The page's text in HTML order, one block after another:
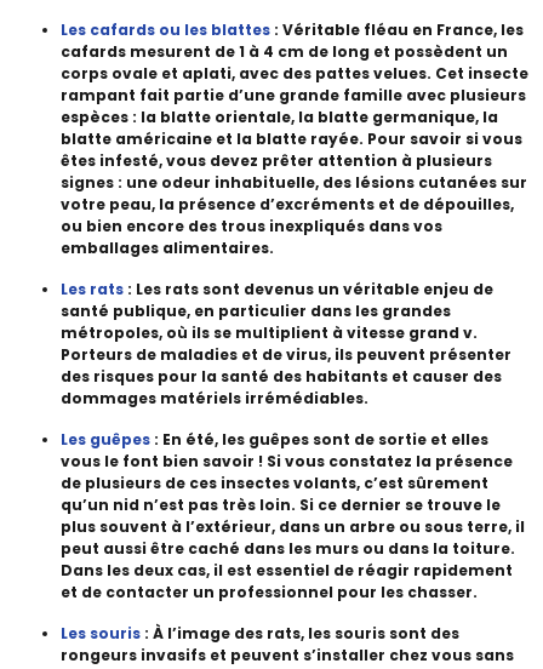
Les cafards ou les blattes : Véritable fléau en France, les
cafards mesurent de 1 à 4 cm de long et possèdent un
corps ovale et aplati, avec des pattes velues. Cet insecte
rampant fait partie d’une grande famille avec plusieurs
espèces : la blatte orientale, la blatte germanique, la
blatte américaine et la blatte rayée. Pour savoir si vous
êtes infesté, vous devez prêter attention à plusieurs
signes : une odeur inhabituelle, des lésions cutanées sur
votre peau, la présence d’excréments et de dépouilles,
ou bien encore des trous inexpliqués dans vos
emballages alimentaires.
Les rats : Les rats sont devenus un véritable enjeu de
santé publique, en particulier dans les grandes
métropoles, où ils se multiplient à vitesse grand v.
Porteurs de maladies et de virus, ils peuvent présenter
des risques pour la santé des habitants et causer des
dommages matériels irrémédiables.
Les guêpes : En été, les guêpes sont de sortie et elles
vous le font bien savoir ! Si vous constatez la présence
de plusieurs de ces insectes volants, c’est sûrement
qu’un nid n’est pas très loin. Si ce dernier se trouve le
plus souvent à l’extérieur, dans un arbre ou sous terre, il
peut aussi être caché dans les murs ou dans la toiture.
Dans les deux cas, il est essentiel de réagir rapidement
et de contacter un professionnel pour les chasser.
Les souris : À l’image des rats, les souris sont des
rongeurs invasifs et peuvent s’installer chez vous sans